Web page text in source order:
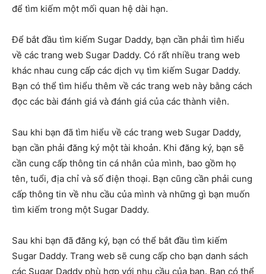
để tìm kiếm một mối quan hệ dài hạn.
Để bắt đầu tìm kiếm Sugar Daddy, bạn cần phải tìm hiểu
về các trang web Sugar Daddy. Có rất nhiều trang web
khác nhau cung cấp các dịch vụ tìm kiếm Sugar Daddy.
Bạn có thể tìm hiểu thêm về các trang web này bằng cách
đọc các bài đánh giá và đánh giá của các thành viên.
Sau khi bạn đã tìm hiểu về các trang web Sugar Daddy,
bạn cần phải đăng ký một tài khoản. Khi đăng ký, bạn sẽ
cần cung cấp thông tin cá nhân của mình, bao gồm họ
tên, tuổi, địa chỉ và số điện thoại. Bạn cũng cần phải cung
cấp thông tin về nhu cầu của mình và những gì bạn muốn
tìm kiếm trong một Sugar Daddy.
Sau khi bạn đã đăng ký, bạn có thể bắt đầu tìm kiếm
Sugar Daddy. Trang web sẽ cung cấp cho bạn danh sách
các Sugar Daddy phù hợp với nhu cầu của bạn. Bạn có thể